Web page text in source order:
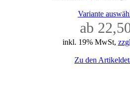
Variante
ab
inkl. 19% MwSt,
Zu den